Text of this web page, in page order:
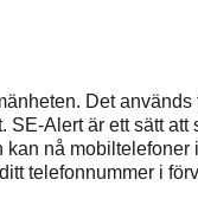
Det
SE-Alert är ett sätt att
nå mobiltelefoner
telefonnummer i